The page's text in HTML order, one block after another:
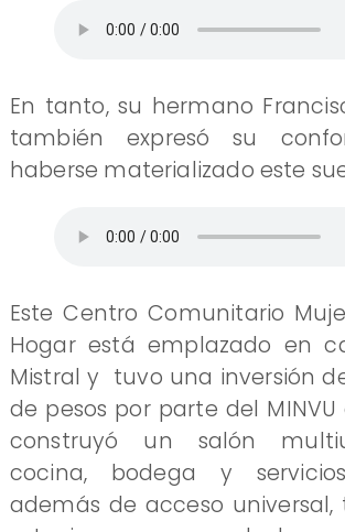
En tanto, su hermano
también expresó su
haberse materializado este
Este Centro Comunitario
Hogar está emplazado en
Mistral y tuvo una inversión
de pesos por parte del
construyó un salón
cocina, bodega y
además de acceso universal,